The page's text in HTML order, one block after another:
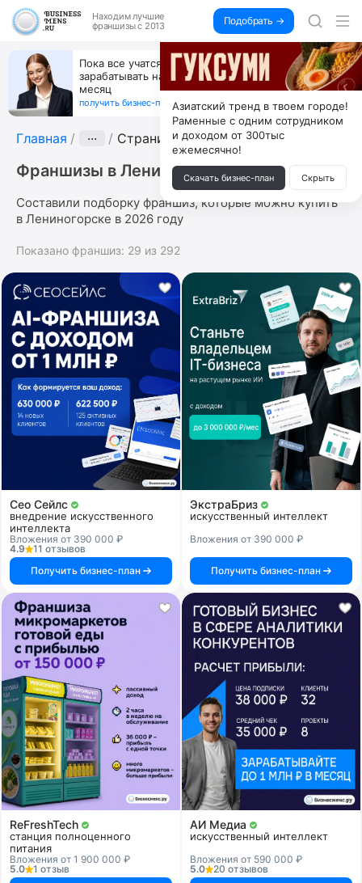
Находим лучшие
франшизы с 2013
Подобрать →
Пока все учатся пользоваться ИИ, вы можете
зарабатывать на их обучении по 500 тыс. каждый
месяц
получить бизнес-план ↓
Главная ··· Страница 2
Франшизы в Лениногорске
Составили подборку франшиз, которые можно купить
в Лениногорске в 2026 году
Показано франшиз: 29 из 292
Сео Сейлс
внедрение искусственного
интеллекта
Вложения от 390 000 ₽
4.9
11 отзывов
Получить бизнес-план
ЭкстраБриз
искусственный интеллект
Вложения от 390 000 ₽
Получить бизнес-план
ReFreshTech
станция полноценного
питания
Вложения от 1 900 000 ₽
5.0
1 отзыв
АИ Медиа
искусственный интеллект
Вложения от 590 000 ₽
5.0
20 отзывов
Азиатский тренд в твоем городе!
Раменные с одним сотрудником
и доходом от 300тыс
ежемесячно!
Скачать бизнес-план Скрыть